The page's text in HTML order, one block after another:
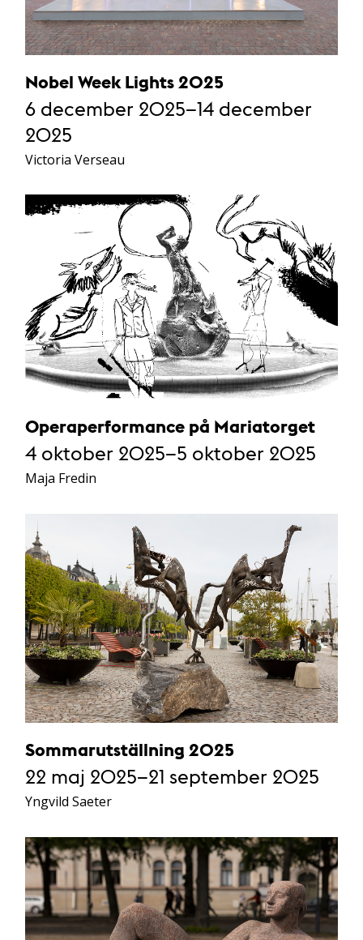
Nobel Week Lights 2025
6 december 2025–14 december
2025
Victoria Verseau
Operaperformance på Mariatorget
4 oktober 2025–5 oktober 2025
Maja Fredin
Sommarutställning 2025
22 maj 2025–21 september 2025
Yngvild Saeter